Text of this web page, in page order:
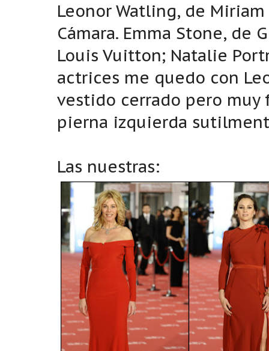
Leonor Watling, de
Cámara. Emma Stone,
Louis Vuitton; Natalie
actrices me quedo con
vestido cerrado pero muy
pierna izquierda
Las nuestras: